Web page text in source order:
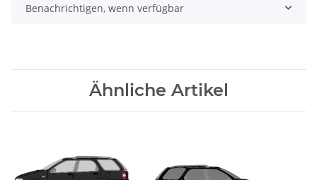
Benachrichtigen, wenn verfügbar
Ähnliche Artikel